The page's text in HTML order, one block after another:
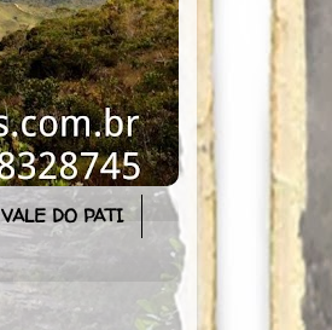
VALE DO PATI